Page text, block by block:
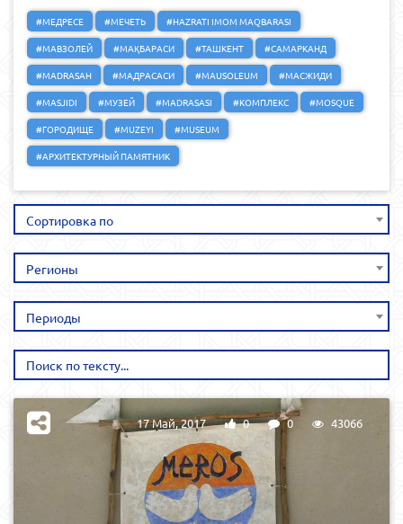
#МЕДРЕСЕ #МЕЧЕТЬ
#HAZRATI IMOM MAQBARASI
#МАВЗОЛЕЙ
#МАҚБАРАСИ #ТАШКЕНТ
#САМАРКАНД
#MADRASAH
#МАДРАСАСИ #MAUSOLEUM
#МАСЖИДИ
#MASJIDI
#МУЗЕЙ #MADRASASI #КОМПЛЕКС
#MOSQUE
#ГОРОДИЩЕ
#MUZEYI
#MUSEUM
#АРХИТЕКТУРНЫЙ ПАМЯТНИК
Сортировка по
Регионы
Периоды
17 Май, 2017 0 0 43066